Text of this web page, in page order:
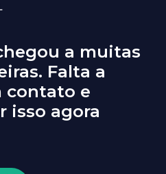
a muitas
Falta a
contato e
isso agora